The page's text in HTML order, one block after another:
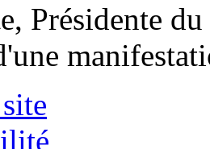
Présidente